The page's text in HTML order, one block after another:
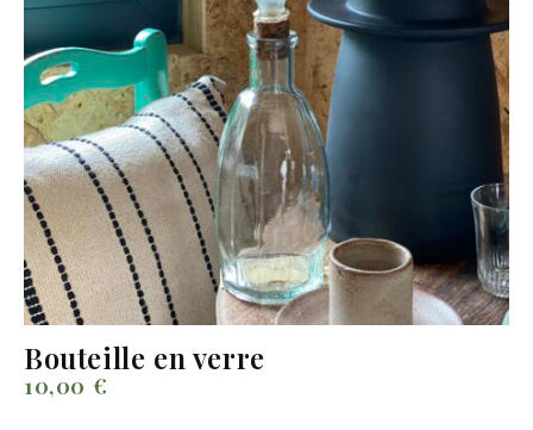
Bouteille en verre
10,00 €